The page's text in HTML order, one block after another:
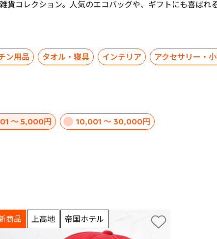
貨コレクション。人気のエコバッグや、ギフトにも喜ばれ
ン用品 タオル・寝具 インテリア アクセサリー・
～ 5,000円 10,001 ～ 30,000円
商品 上高地 帝国ホテル